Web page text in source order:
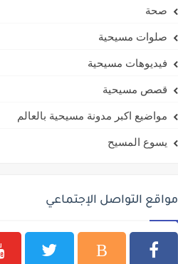
صحة
صلوات مسيحية
فيديوهات مسيحية
قصص مسيحية
مواضيع اكبر مدونة مسيحية بالعالم
يسوع المسيح
مواقع التواصل الإجتماعي